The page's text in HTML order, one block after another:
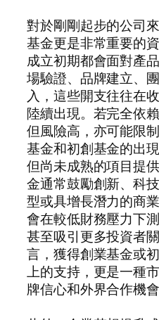
對於剛剛起步的公司
基金更是非常重要的
成立初期都會面對產
場驗證、品牌建立、
入，這些開支往往在
陸續出現。若完全依
但風險高，亦可能限
基金和初創基金的出
但尚未成熟的項目提
金通常鼓勵創新、科
型或具增長潛力的商
會在較低財務壓力下
甚至吸引更多投資者
言，獲得創業基金或
上的支持，更是一種
牌信心和外界合作機會